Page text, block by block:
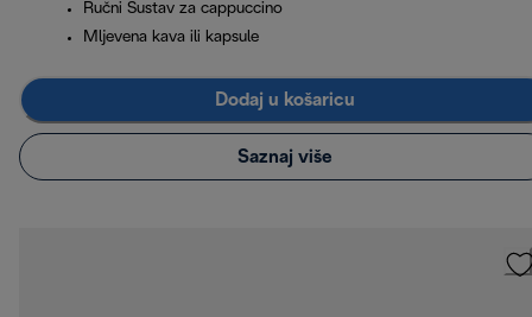
Ručni Sustav za cappuccino
Mljevena kava ili kapsule
Dodaj u košaricu
Saznaj više